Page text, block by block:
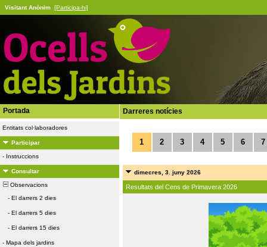
Visitant Anònim [Participa-hi]
Portada
Entitats col·laboradores
Participar
- Instruccions
Consultar
Observacions
- El darrers 2 dies
- El darrers 5 dies
- El darrers 15 dies
- Mapa dels jardins
Darreres notícies
1 2 3 4 5 6 7
dimecres, 3. juny 2026
Resultats del Cens de Primavera 2026